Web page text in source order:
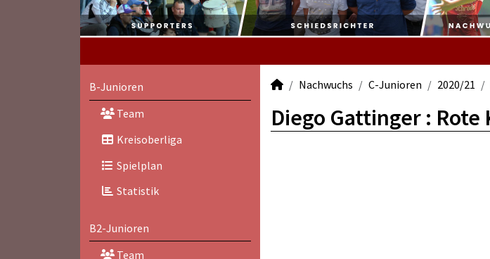
B-Junioren
Team
Kreisoberliga
Spielplan
Statistik
B2-Junioren
Team
Nachwuchs C-Junioren 2020/21
Diego Gattinger :